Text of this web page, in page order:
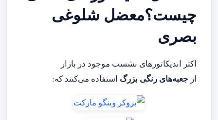
چیست؟معضل شلوغی
بصری
اکثر اندیکاتورهای نشست موجود در بازار
از جعبه‌های رنگی بزرگ استفاده می‌کنند که: